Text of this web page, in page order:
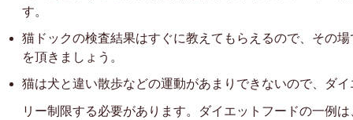
す。
猫ドックの検査結果はすぐに教えてもらえるので、その
を頂きましょう。
猫は犬と違い散歩などの運動があまりできないので、ダ
リー制限する必要があります。ダイエットフードの一例は